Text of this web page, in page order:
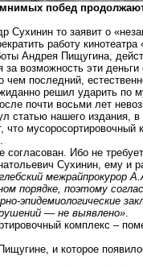
побед
то заявит о
работу
Андрея Пищугина ,
возможность эти
последний,
решил ударить по
почти восьми лет
статью нашего издания, в
Ибо не
Сухинин, ему и
межрайпрокурор
порядке, поэтому
эпидемиологические
— не выявлено»
комплекс –
и которое